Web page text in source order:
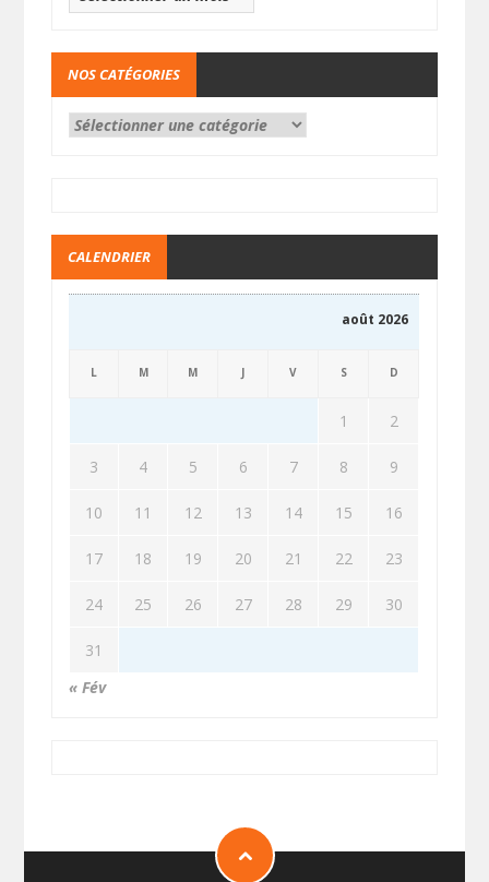
NOS CATÉGORIES
CALENDRIER
août 2026
L M M J V S D
1 2
3 4 5 6 7 8 9
10 11 12 13 14 15 16
17 18 19 20 21 22 23
24 25 26 27 28 29 30
31
« Fév